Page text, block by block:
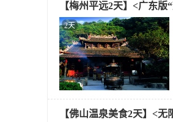
【梅州平远2天】<广东
2天
【佛山温泉美食2天】<